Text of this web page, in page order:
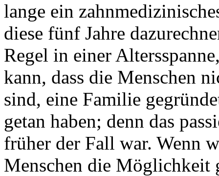
lange ein
diese fünf Jahre
Regel in einer
kann, dass die Menschen
sind, eine Familie
getan haben; denn das
früher der Fall war. Wenn
Menschen die